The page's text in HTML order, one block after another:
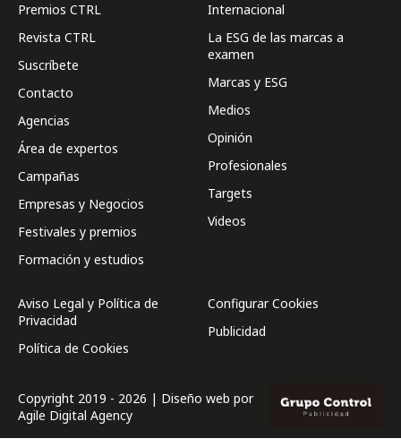
Premios CTRL
Revista CTRL
Suscríbete
Contacto
Agencias
Área de expertos
Campañas
Empresas y Negocios
Festivales y premios
Formación y estudios
Internacional
La ESG de las marcas a
examen
Marcas y ESG
Medios
Opinión
Profesionales
Targets
Videos
Aviso Legal y Política de
Privacidad
Política de Cookies
Configurar Cookies
Publicidad
Copyright 2019 - 2026 | Diseño web por
Agile Digital Agency